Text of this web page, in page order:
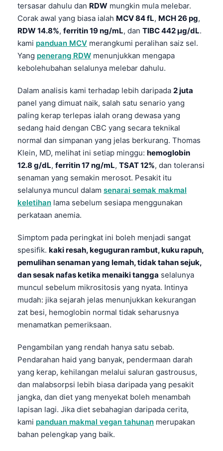
tersasar dahulu dan RDW mungkin mula melebar.
Corak awal yang biasa ialah MCV 84 fL, MCH 26 pg,
RDW 14.8%, ferritin 19 ng/mL, dan TIBC 442 µg/dL.
kami panduan MCV merangkumi peralihan saiz sel.
Yang penerang RDW menunjukkan mengapa
kebolehubahan selalunya melebar dahulu.
Dalam analisis kami terhadap lebih daripada 2 juta
panel yang dimuat naik, salah satu senario yang
paling kerap terlepas ialah orang dewasa yang
sedang haid dengan CBC yang secara teknikal
normal dan simpanan yang jelas berkurang. Thomas
Klein, MD, melihat ini setiap minggu: hemoglobin
12.8 g/dL, ferritin 17 ng/mL, TSAT 12%, dan toleransi
senaman yang semakin merosot. Pesakit itu
selalunya muncul dalam senarai semak makmal
keletihan lama sebelum sesiapa menggunakan
perkataan anemia.
Simptom pada peringkat ini boleh menjadi sangat
spesifik. kaki resah, keguguran rambut, kuku rapuh,
pemulihan senaman yang lemah, tidak tahan sejuk,
dan sesak nafas ketika menaiki tangga selalunya
muncul sebelum mikrositosis yang nyata. Intinya
mudah: jika sejarah jelas menunjukkan kekurangan
zat besi, hemoglobin normal tidak seharusnya
menamatkan pemeriksaan.
Pengambilan yang rendah hanya satu sebab.
Pendarahan haid yang banyak, pendermaan darah
yang kerap, kehilangan melalui saluran gastrousus,
dan malabsorpsi lebih biasa daripada yang pesakit
jangka, dan diet yang menyekat boleh menambah
lapisan lagi. Jika diet sebahagian daripada cerita,
kami panduan makmal vegan tahunan merupakan
bahan pelengkap yang baik.
தமிழ்
ગુજરાતી
ಕನ್ನಡ
മലയാളം
Tiếng Việt
Tagalog
ဗမာစာ
ភាសាខ្មែរ
Kiswahili
Українська
O‘zbekcha
Català
Қазақ тілі
Suomi
Hrvatski
Slovenčina
پښتو
سنڌي
සිංහල
অসমীয়া
Galego
Latviešu valoda
Македонски јазик
Euskara